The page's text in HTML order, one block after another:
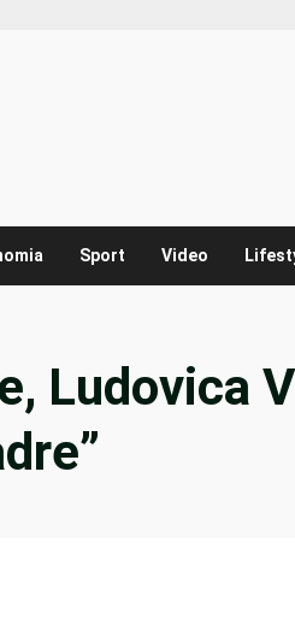
Sport Video
Ludovica